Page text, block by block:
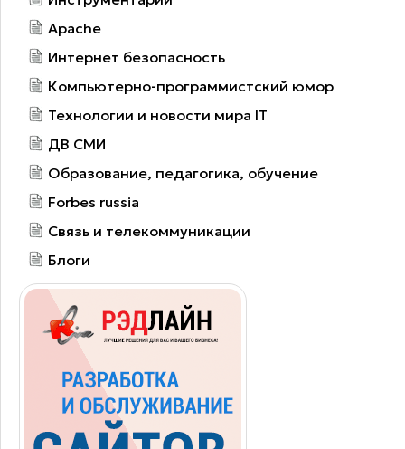
Apache
Интернет безопасность
Компьютерно-программистский юмор
Технологии и новости мира IT
ДВ СМИ
Образование, педагогика, обучение
Forbes russia
Связь и телекоммуникации
Блоги